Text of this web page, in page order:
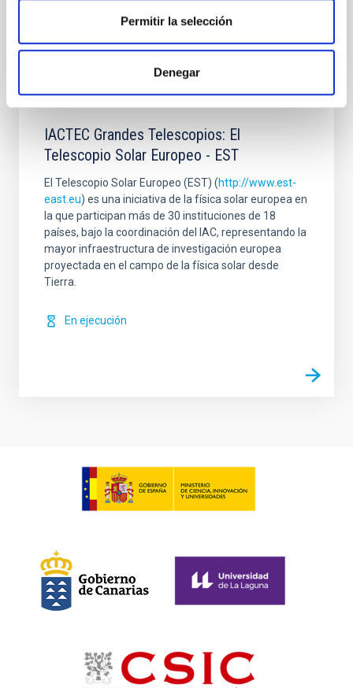
Permitir la selección
Denegar
IACTEC Grandes Telescopios: El
Telescopio Solar Europeo - EST
El Telescopio Solar Europeo (EST) (http://www.est-
east.eu) es una iniciativa de la física solar europea en
la que participan más de 30 instituciones de 18
países, bajo la coordinación del IAC, representando la
mayor infraestructura de investigación europea
proyectada en el campo de la física solar desde
Tierra.
En ejecución